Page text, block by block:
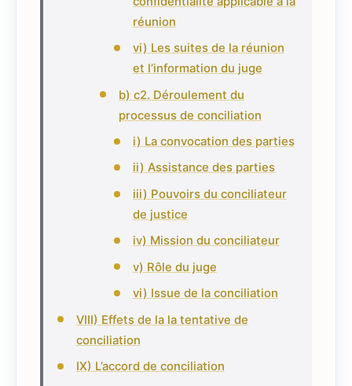
réunion
vi) Les suites de la réunion
et l’information du juge
b) c2. Déroulement du
processus de conciliation
i) La convocation des parties
ii) Assistance des parties
iii) Pouvoirs du conciliateur
de justice
iv) Mission du conciliateur
v) Rôle du juge
vi) Issue de la conciliation
VIII) Effets de la la tentative de
conciliation
IX) L’accord de conciliation